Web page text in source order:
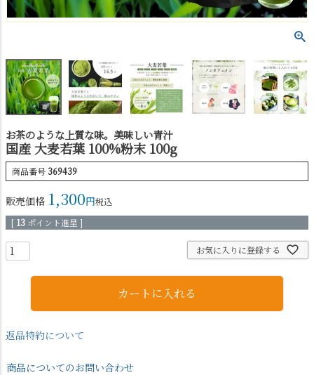
お茶のような上質な味。美味しい青汁
国産 大麦若葉 100%粉末 100g
商品番号 369439
販売価格 1,300
税込
[ 13 ポイント進呈 ]
お気に入りに登録する
カートに入れる
返品特約について
商品についてのお問い合わせ